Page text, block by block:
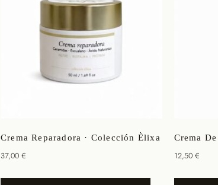
Crema Reparadora · Colección Èlixa
37,00 €
Crema
12,50 €